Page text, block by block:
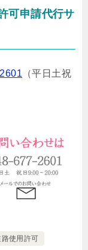
可申請代行サ
（平日土祝
路使用許可